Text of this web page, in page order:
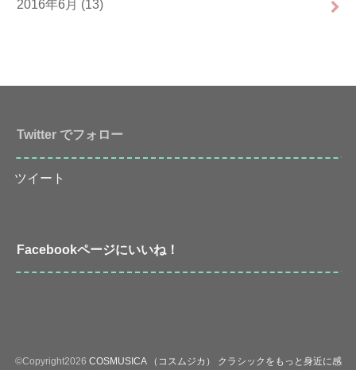
2016年6月 (13)
Twitter でフォロー
ツイート
Facebookページにいいね！
©Copyright2026 COSMUSICA （コスムジカ） クラシックをもっと身近に感